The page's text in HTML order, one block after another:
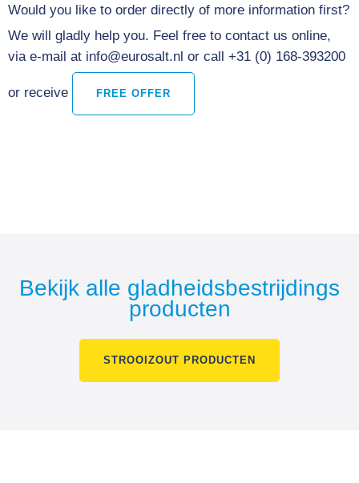
Would you like to order directly of more information first?
We will gladly help you. Feel free to contact us online,
via e-mail at info@eurosalt.nl or call +31 (0) 168-393200
or receive FREE OFFER
Bekijk alle gladheidsbestrijdings
producten
STROOIZOUT PRODUCTEN